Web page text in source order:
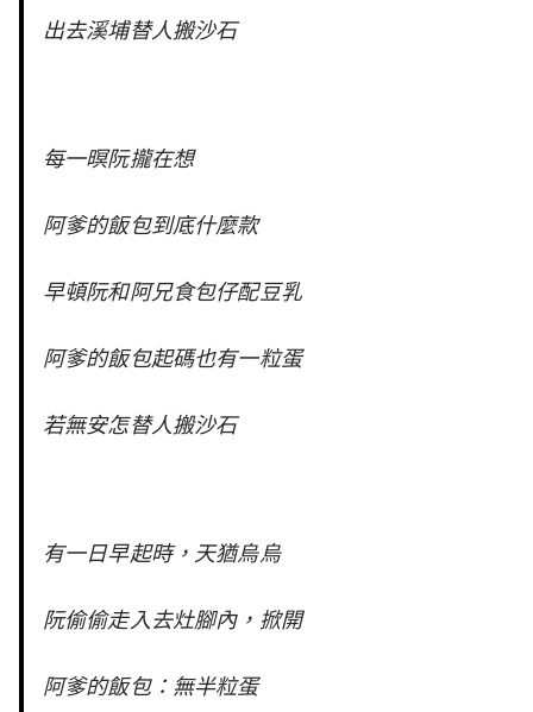
出去溪埔替人搬沙石
每一暝阮攏在想
阿爹的飯包到底什麼款
早頓阮和阿兄食包仔配豆乳
阿爹的飯包起碼也有一粒蛋
若無安怎替人搬沙石
有一日早起時，天猶烏烏
阮偷偷走入去灶腳內，掀開
阿爹的飯包：無半粒蛋